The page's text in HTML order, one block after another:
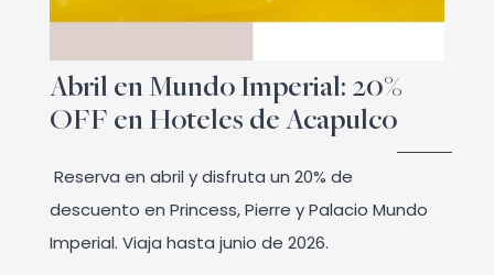
Abril en Mundo Imperial: 20%
OFF en Hoteles de Acapulco
Reserva en abril y disfruta un 20% de
descuento en Princess, Pierre y Palacio Mundo
Imperial. Viaja hasta junio de 2026.